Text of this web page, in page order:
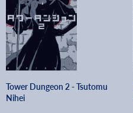
Tower Dungeon 2 - Tsutomu
Nihei